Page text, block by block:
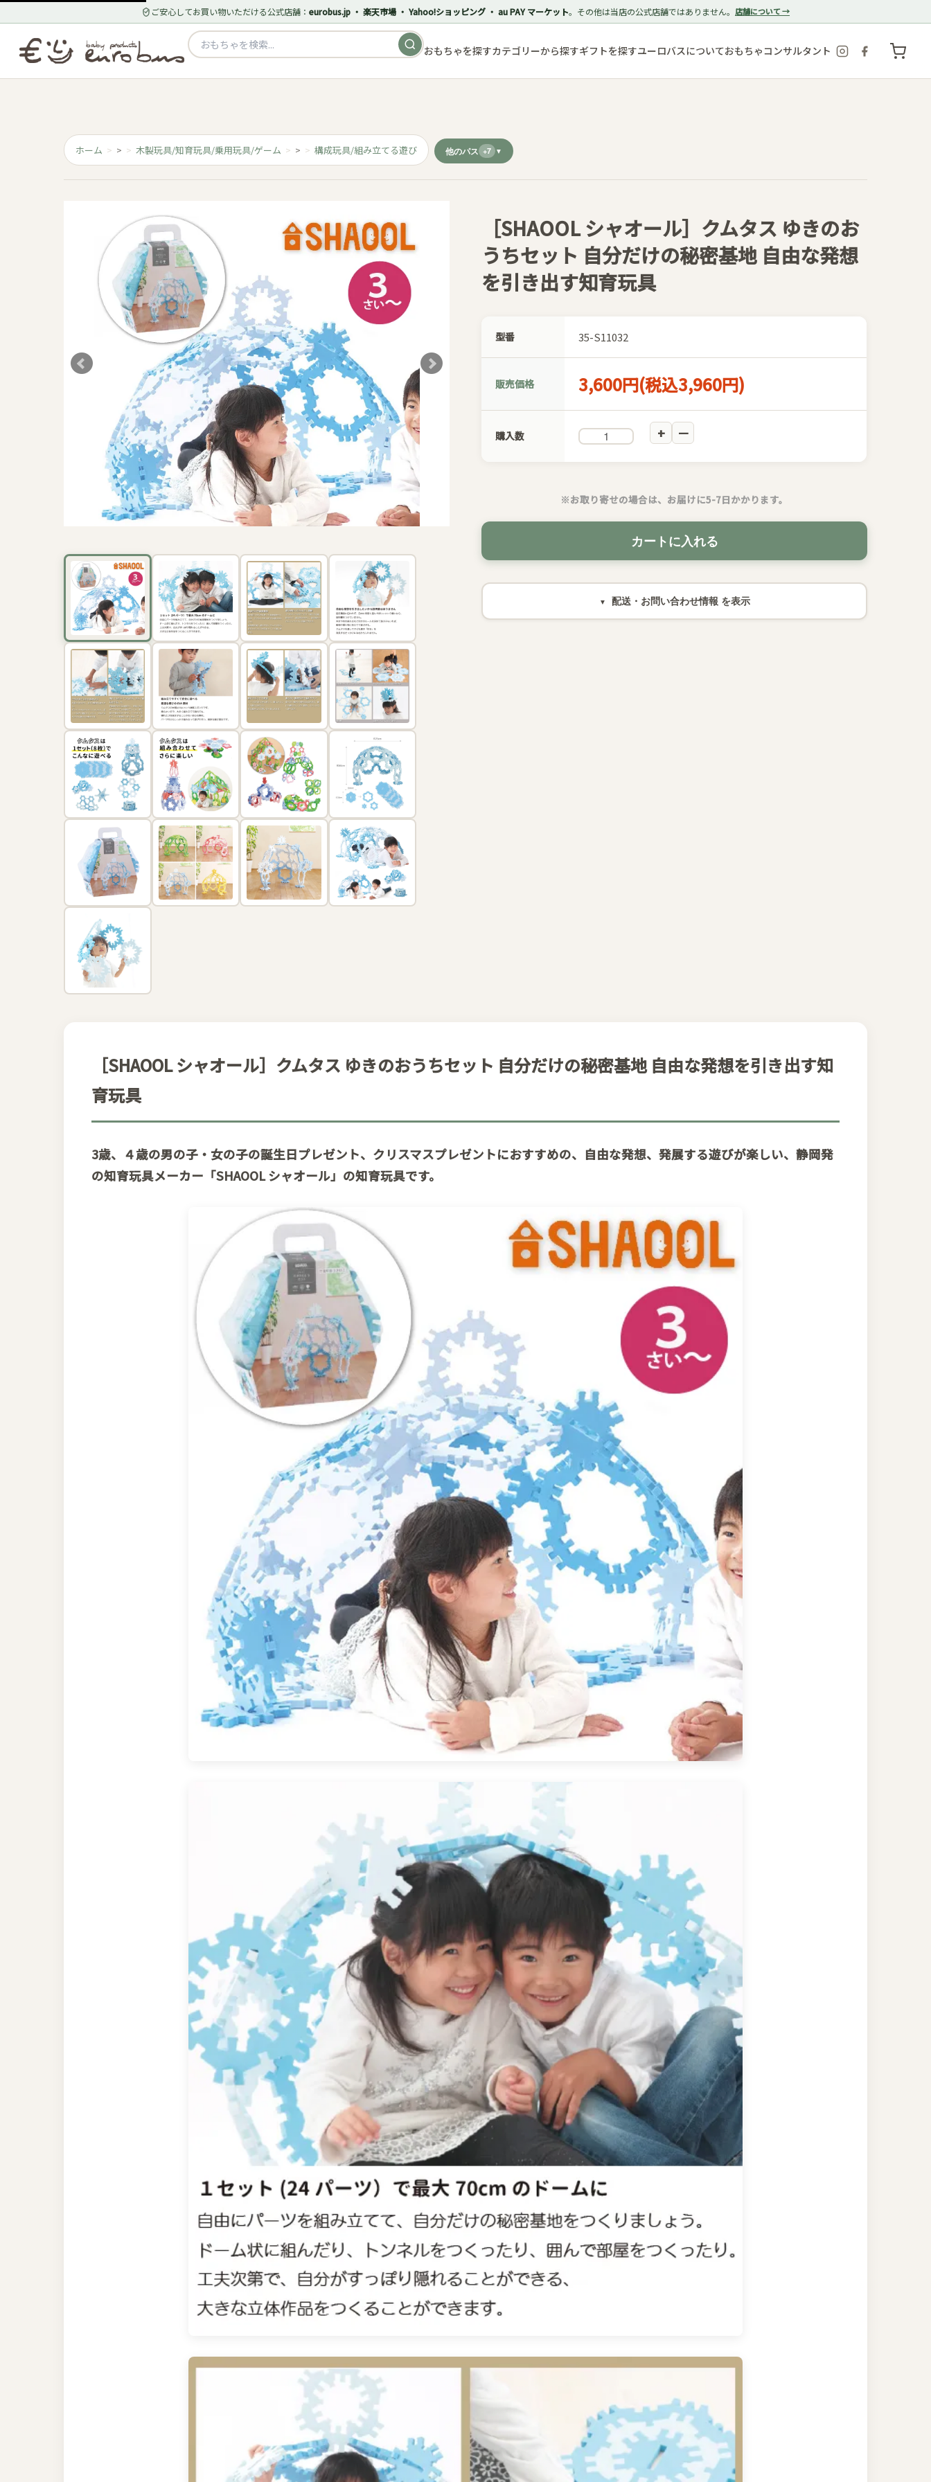
ご安心してお買い物いただける公式店舗： eurobus.jp ・ 楽天市場 ・ Yahoo!ショッピング ・ au PAY マーケット。その他は当店の公式店舗ではありません。 店舗について →
おもちゃを探すカテゴリーから探すギフトを探すユーロバスについておもちゃコンサルタント
ホーム > 木製玩具/知育玩具/乗用玩具/ゲーム > 構成玩具/組み立てる遊び 他のパス +7
［SHAOOL シャオール］クムタス ゆきのお
うちセット 自分だけの秘密基地 自由な発想
を引き出す知育玩具
型番 35-S11032
販売価格 3,600円(税込3,960円)
購入数
※お取り寄せの場合は、お届けに5-7日かかります。
カートに入れる
配送・お問い合わせ情報
［SHAOOL シャオール］クムタス ゆきのおうちセット 自分だけの秘密基地 自由な発想を引き出す知
育玩具
3歳、４歳の男の子・女の子の誕生日プレゼント、クリスマスプレゼントにおすすめの、自由な発想、発展する遊びが楽しい、静岡発
の知育玩具メーカー「SHAOOL シャオール」の知育玩具です。